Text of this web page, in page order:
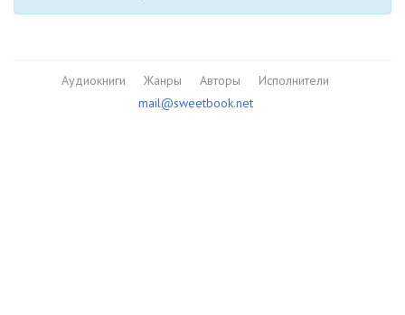
Аудиокниги Жанры Авторы
Исполнители
mail@sweetbook.net